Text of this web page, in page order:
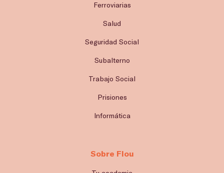
Ferroviarias
Salud
Seguridad Social
Subalterno
Trabajo Social
Prisiones
Informática
Sobre Flou